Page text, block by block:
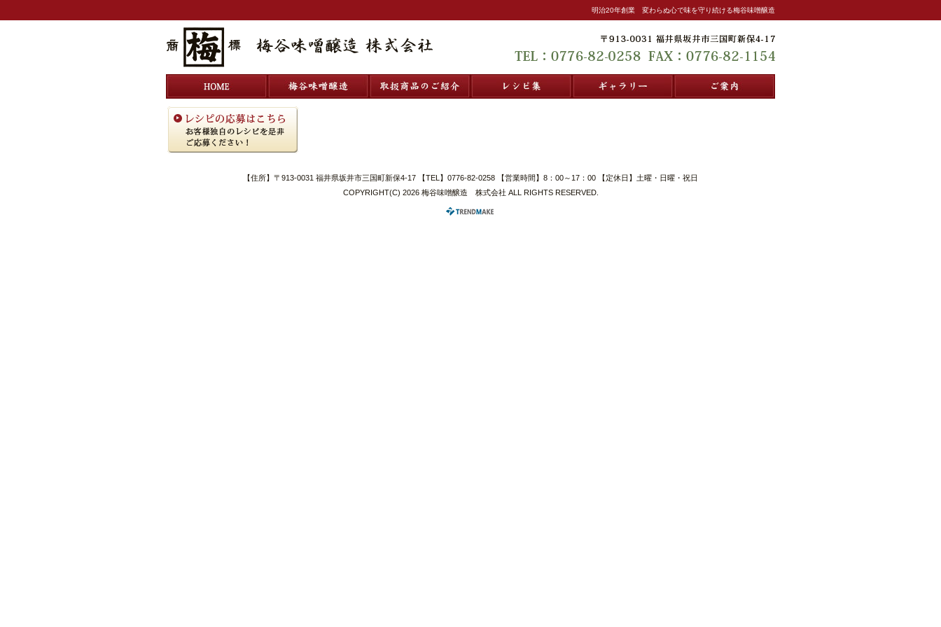
明治20年創業 変わらぬ心で味を守り続ける梅谷味噌醸造
ホーム 梅谷味噌醸造 取扱商品のご紹介 レシピ集 ギャラリー
【住所】〒913-0031 福井県坂井市三国町新保4-17 【TEL】0776-82-0258 【営業時間】8：00～17：00 【定休日】土曜・日曜・祝日
COPYRIGHT(C) 2026 梅谷味噌醸造 株式会社 ALL RIGHTS RESERVED.